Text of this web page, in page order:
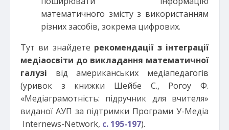
математичного змісту з використанням
різних засобів, зокрема цифрових.
Тут ви знайдете рекомендації з інтеграції
медіаосвіти до викладання математичної
галузі від американських медіапедагогів
(уривок з книжки Шейбе С., Рогоу Ф.
«Медіаграмотність: підручник для вчителя»
виданої АУП за підтримки Програми У-Медіа
Internews-Network, с. 195-197).